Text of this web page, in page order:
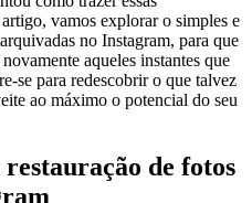
vamos explorar o simples e⁤
no ‍Instagram, ​para que
aqueles ⁣instantes⁢ que
se ‌para redescobrir o que talvez
ao máximo‍ o potencial‍ do seu
de fotos